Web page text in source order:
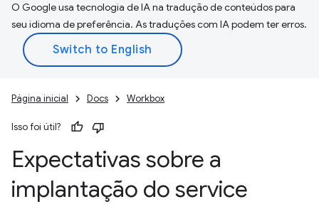
O Google usa tecnologia de IA na tradução de conteúdos para
seu idioma de preferência. As traduções com IA podem ter erros.
Página inicial Docs Workbox
Isso foi útil?
Expectativas sobre a
implantação do service